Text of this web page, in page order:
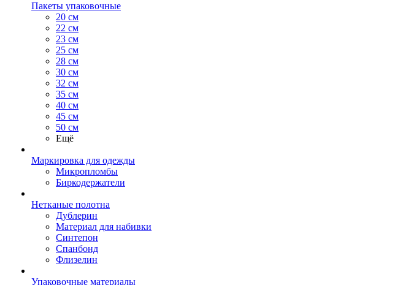
Пакеты упаковочные
20 см
22 см
23 см
25 см
28 см
30 см
32 см
35 см
40 см
45 см
50 см
Ещё
Маркировка для одежды
Микропломбы
Биркодержатели
Нетканые полотна
Дублерин
Материал для набивки
Синтепон
Спанбонд
Флизелин
Упаковочные материалы